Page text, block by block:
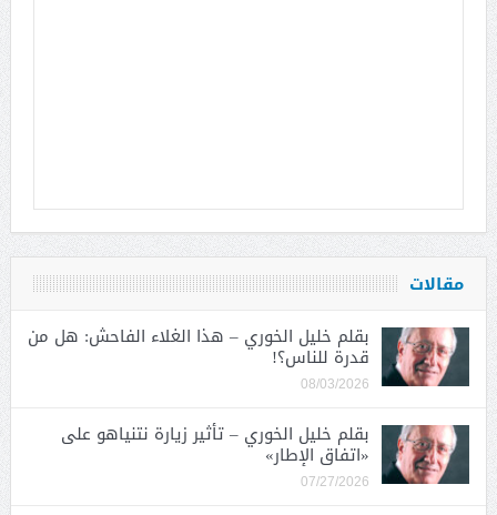
مقالات
بقلم خليل الخوري – هذا الغلاء الفاحش: هل من
قدرة للناس؟!
08/03/2026
بقلم خليل الخوري – تأثير زيارة نتنياهو على
«اتفاق الإطار»
07/27/2026